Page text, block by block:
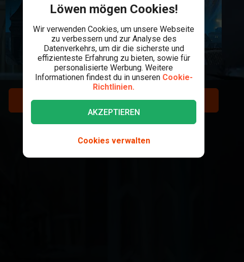
REGISTRIEREN
Löwen mögen Cookies!
Wir verwenden Cookies, um unsere Webseite
zu verbessern und zur Analyse des
Datenverkehrs, um dir die sicherste und
effizienteste Erfahrung zu bieten, sowie für
personalisierte Werbung. Weitere
Informationen findest du in unseren Cookie-
Richtlinien.
AKZEPTIEREN
Cookies verwalten